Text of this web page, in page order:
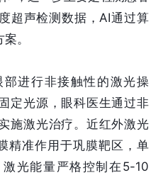
超声检测数据，AI通过算
。
进行非接触性的激光操
定光源，眼科医生通过非
施激光治疗。近红外激光
精准作用于巩膜靶区，单
光能量严格控制在5-10